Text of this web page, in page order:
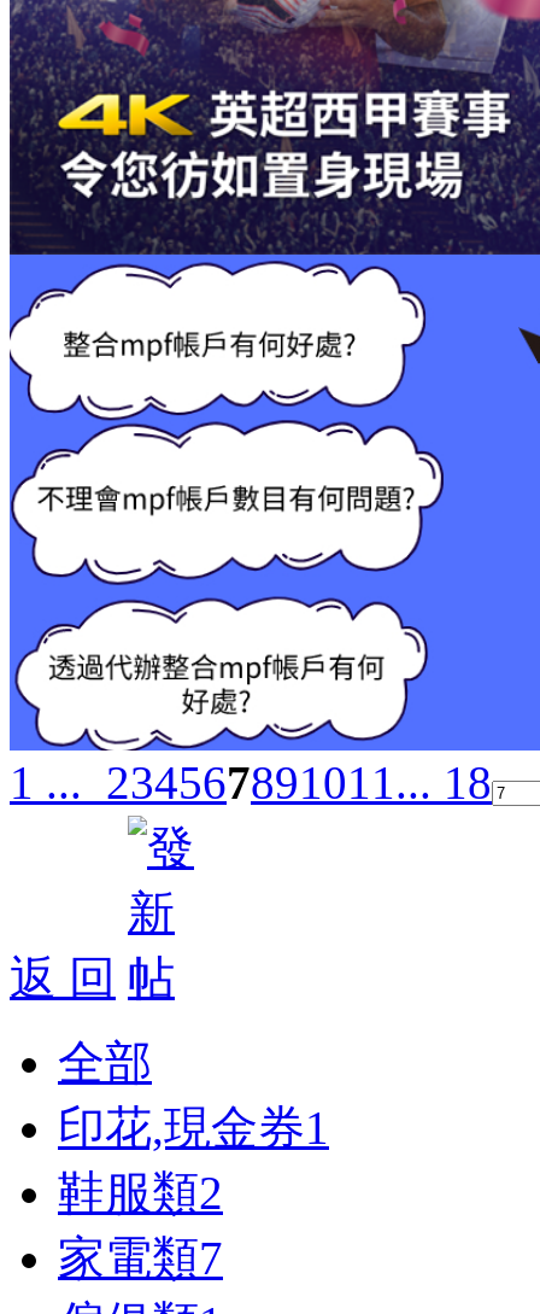
1 ... 234567891011... 18
返 回
全部
印花,現金券1
鞋服類2
家電類7